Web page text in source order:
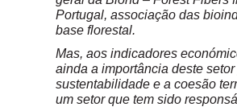
Portugal, associação das
base florestal.
Mas, aos indicadores
ainda a importância deste setor
sustentabilidade e a coesão
um setor que tem sido